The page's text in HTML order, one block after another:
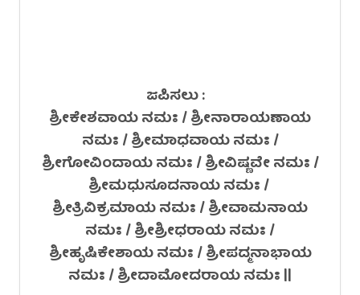
ಜಪಿಸಲು :
ಶ್ರೀಕೇಶವಾಯ ನಮಃ / ಶ್ರೀನಾರಾಯಣಾಯ
ನಮಃ / ಶ್ರೀಮಾಧವಾಯ ನಮಃ /
ಶ್ರೀಗೋವಿಂದಾಯ ನಮಃ / ಶ್ರೀವಿಷ್ಣವೇ ನಮಃ /
ಶ್ರೀಮಧುಸೂದನಾಯ ನಮಃ /
ಶ್ರೀತ್ರಿವಿಕ್ರಮಾಯ ನಮಃ / ಶ್ರೀವಾಮನಾಯ
ನಮಃ / ಶ್ರೀಶ್ರೀಧರಾಯ ನಮಃ /
ಶ್ರೀಹೃಷಿಕೇಶಾಯ ನಮಃ / ಶ್ರೀಪದ್ಮನಾಭಾಯ
ನಮಃ / ಶ್ರೀದಾಮೋದರಾಯ ನಮಃ ||